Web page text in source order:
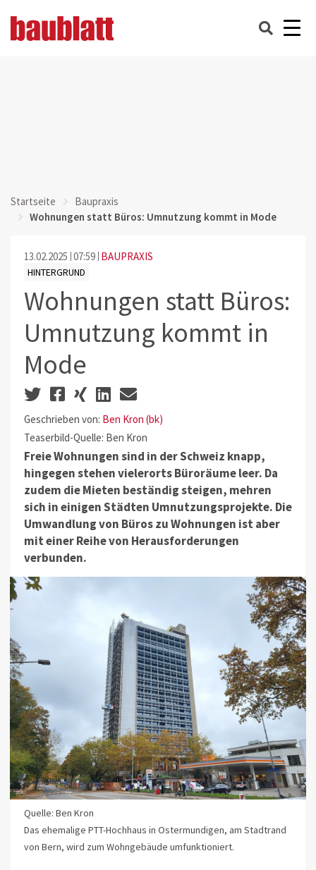
Startseite
Baupraxis
Wohnungen statt Büros: Umnutzung kommt in Mode
13.02.2025 07:59 BAUPRAXIS
HINTERGRUND
Wohnungen statt Büros:
Umnutzung kommt in
Mode
Geschrieben von: Ben Kron (bk)
Teaserbild-Quelle: Ben Kron
Freie Wohnungen sind in der Schweiz knapp,
hingegen stehen vielerorts Büroräume leer. Da
zudem die Mieten beständig steigen, mehren
sich in einigen Städten Umnutzungsprojekte. Die
Umwandlung von Büros zu Wohnungen ist aber
mit einer Reihe von Herausforderungen
verbunden.
Quelle: Ben Kron
Das ehemalige PTT-Hochhaus in Ostermundigen, am Stadtrand
von Bern, wird zum Wohngebäude umfunktioniert.